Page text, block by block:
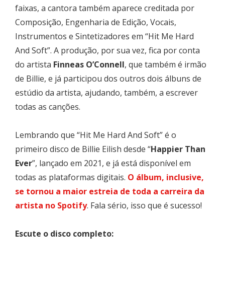
faixas, a cantora também aparece creditada por
Composição, Engenharia de Edição, Vocais,
Instrumentos e Sintetizadores em “Hit Me Hard
And Soft”. A produção, por sua vez, fica por conta
do artista Finneas O’Connell, que também é irmão
de Billie, e já participou dos outros dois álbuns de
estúdio da artista, ajudando, também, a escrever
todas as canções.
Lembrando que “Hit Me Hard And Soft” é o
primeiro disco de Billie Eilish desde “Happier Than
Ever”, lançado em 2021, e já está disponível em
todas as plataformas digitais. O álbum, inclusive,
se tornou a maior estreia de toda a carreira da
artista no Spotify. Fala sério, isso que é sucesso!
Escute o disco completo: